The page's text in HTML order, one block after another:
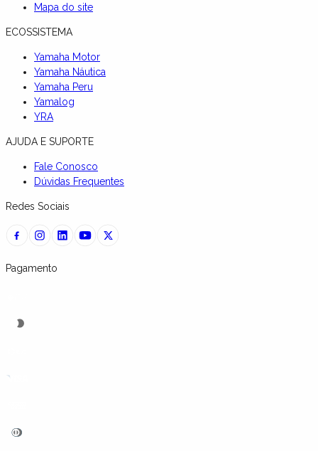
Mapa do site
ECOSSISTEMA
Yamaha Motor
Yamaha Náutica
Yamaha Peru
Yamalog
YRA
AJUDA E SUPORTE
Fale Conosco
Dúvidas Frequentes
Redes Sociais
Pagamento